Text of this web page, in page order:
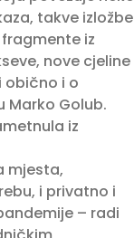
takve izložbe
iz
nove cjeline
obično i o
Marko Golub.
iz
mjesta,
i privatno i
– radi